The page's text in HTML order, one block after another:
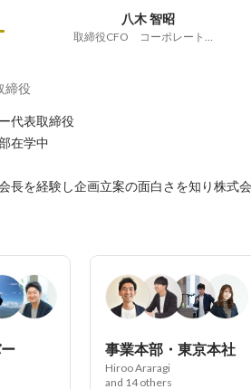
八木 智昭
取締役CFO コーポレート本部
締役
代表取締役
在学中
長を経験し企画立案の面白さを知り株式
事業本部・東京本社
Hiroo Araragi
and 14 others